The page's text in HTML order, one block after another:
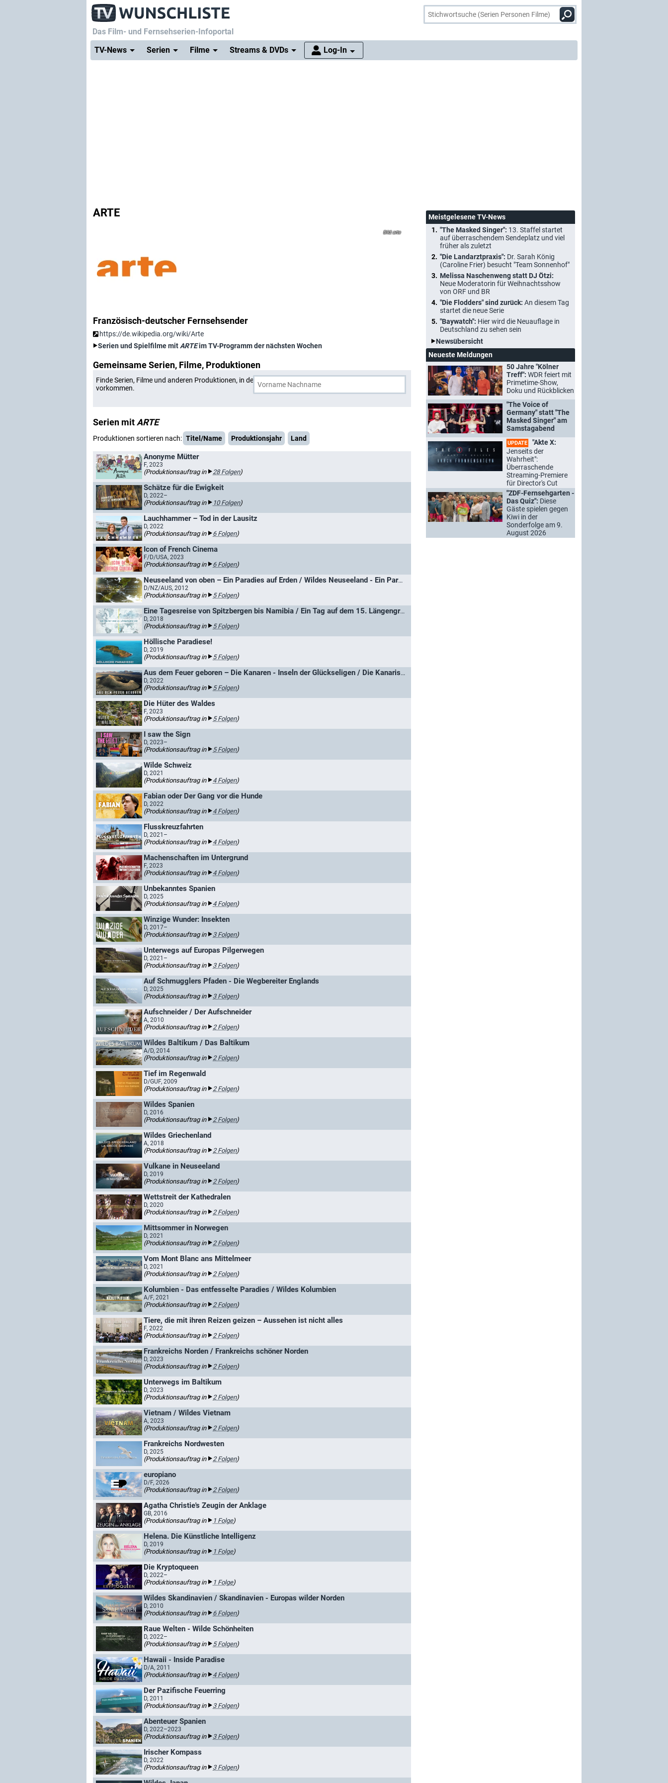
Das Film- und Fernsehserien-Infoportal
TV-News
Serien Filme Streams & DVDs Log-In
ARTE
arte
Französisch-deutscher Fernsehsender
https://de.wikipedia.org/wiki/Arte
Serien und Spielfilme mit ARTEim TV-Programm der nächsten Wochen
Gemeinsame Serien, Filme, Produktionen
Finde Serien, Filme und anderen Produktionen, in denen
und eine weitere Person gemeinsam
vorkommen.
Serien mit ARTE
Produktionen sortieren nach: Titel/Name Produktionsjahr Land
Anonyme Mütter
F, 2023
(Produktionsauftrag in 28 Folgen)
Schätze für die Ewigkeit
D, 2022–
(Produktionsauftrag in 10 Folgen)
Lauchhammer – Tod in der Lausitz
D, 2022
(Produktionsauftrag in 6 Folgen)
Icon of French Cinema
F/D/USA, 2023
(Produktionsauftrag in 6 Folgen)
Neuseeland von oben – Ein Paradies auf Erden / Wildes Neuseeland - Ein Paradies auf Erden
D/NZ/AUS, 2012
(Produktionsauftrag in 5 Folgen)
Eine Tagesreise von Spitzbergen bis Namibia / Ein Tag auf dem 15. Längengrad Ost
D, 2018
(Produktionsauftrag in 5 Folgen)
Höllische Paradiese!
D, 2019
(Produktionsauftrag in 5 Folgen)
Aus dem Feuer geboren – Die Kanaren - Inseln der Glückseligen / Die Kanarischen Inseln
D, 2022
(Produktionsauftrag in 5 Folgen)
Die Hüter des Waldes
F, 2023
(Produktionsauftrag in 5 Folgen)
I saw the Sign
D, 2023–
(Produktionsauftrag in 5 Folgen)
Wilde Schweiz
D, 2021
(Produktionsauftrag in 4 Folgen)
Fabian oder Der Gang vor die Hunde
D, 2022
(Produktionsauftrag in 4 Folgen)
Flusskreuzfahrten
D, 2021–
(Produktionsauftrag in 4 Folgen)
Machenschaften im Untergrund
F, 2023
(Produktionsauftrag in 4 Folgen)
Unbekanntes Spanien
D, 2025
(Produktionsauftrag in 4 Folgen)
Winzige Wunder: Insekten
D, 2017–
(Produktionsauftrag in 3 Folgen)
Unterwegs auf Europas Pilgerwegen
D, 2021–
(Produktionsauftrag in 3 Folgen)
Auf Schmugglers Pfaden - Die Wegbereiter Englands
D, 2025
(Produktionsauftrag in 3 Folgen)
Aufschneider / Der Aufschneider
A, 2010
(Produktionsauftrag in 2 Folgen)
Wildes Baltikum / Das Baltikum
A/D, 2014
(Produktionsauftrag in 2 Folgen)
Tief im Regenwald
D/GUF, 2009
(Produktionsauftrag in 2 Folgen)
Wildes Spanien
D, 2016
(Produktionsauftrag in 2 Folgen)
Wildes Griechenland
A, 2018
(Produktionsauftrag in 2 Folgen)
Vulkane in Neuseeland
D, 2019
(Produktionsauftrag in 2 Folgen)
Wettstreit der Kathedralen
D, 2020
(Produktionsauftrag in 2 Folgen)
Mittsommer in Norwegen
D, 2021
(Produktionsauftrag in 2 Folgen)
Vom Mont Blanc ans Mittelmeer
D, 2021
(Produktionsauftrag in 2 Folgen)
Kolumbien - Das entfesselte Paradies / Wildes Kolumbien
A/F, 2021
(Produktionsauftrag in 2 Folgen)
Tiere, die mit ihren Reizen geizen – Aussehen ist nicht alles
F, 2022
(Produktionsauftrag in 2 Folgen)
Frankreichs Norden / Frankreichs schöner Norden
D, 2023
(Produktionsauftrag in 2 Folgen)
Unterwegs im Baltikum
D, 2023
(Produktionsauftrag in 2 Folgen)
Vietnam / Wildes Vietnam
A, 2023
(Produktionsauftrag in 2 Folgen)
Frankreichs Nordwesten
D, 2025
(Produktionsauftrag in 2 Folgen)
europiano
D/F, 2026
(Produktionsauftrag in 2 Folgen)
Agatha Christie's Zeugin der Anklage
GB, 2016
(Produktionsauftrag in 1 Folge)
Helena. Die Künstliche Intelligenz
D, 2019
(Produktionsauftrag in 1 Folge)
Die Kryptoqueen
D, 2022–
(Produktionsauftrag in 1 Folge)
Wildes Skandinavien / Skandinavien - Europas wilder Norden
D, 2010
(Produktionsauftrag in 6 Folgen)
Raue Welten - Wilde Schönheiten
D, 2022–
(Produktionsauftrag in 5 Folgen)
Hawaii - Inside Paradise
D/A, 2011
(Produktionsauftrag in 4 Folgen)
Der Pazifische Feuerring
D, 2011
(Produktionsauftrag in 3 Folgen)
Abenteuer Spanien
D, 2022–2023
(Produktionsauftrag in 3 Folgen)
Irischer Kompass
D, 2022
(Produktionsauftrag in 3 Folgen)
Meistgelesene TV-News
"The Masked Singer": 13. Staffel startet
auf überraschendem Sendeplatz und viel
früher als zuletzt
"Die Landarztpraxis": Dr. Sarah König
(Caroline Frier) besucht "Team Sonnenhof"
Melissa Naschenweng statt DJ Ötzi:
Neue Moderatorin für Weihnachtsshow
von ORF und BR
"Die Flodders" sind zurück: An diesem Tag
startet die neue Serie
"Baywatch": Hier wird die Neuauflage in
Deutschland zu sehen sein
Newsübersicht
Neueste Meldungen
50 Jahre "Kölner
Treff": WDR feiert mit
Primetime-Show,
Doku und Rückblicken
"The Voice of
Germany" statt "The
Masked Singer" am
Samstagabend
UPDATE
"Akte X:
Jenseits der
Wahrheit":
Überraschende
Streaming-Premiere
für Director's Cut
"ZDF-Fernsehgarten -
Das Quiz": Diese
Gäste spielen gegen
Kiwi in der
Sonderfolge am 9.
August 2026